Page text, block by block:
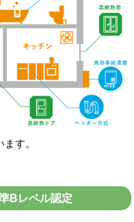
す。
Bレベル認定